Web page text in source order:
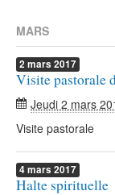
MARS
2 mars 2017
Visite pastorale
Jeudi 2 mars
Visite pastorale
4mars 2017
Halte spirituelle